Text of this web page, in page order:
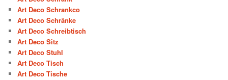
Art Deco Schrankco
Art Deco Schränke
Art Deco Schreibtisch
Art Deco Sitz
Art Deco Stuhl
Art Deco Tisch
Art Deco Tische